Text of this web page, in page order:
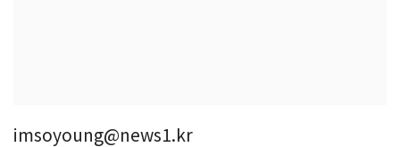
imsoyoung@news1.kr